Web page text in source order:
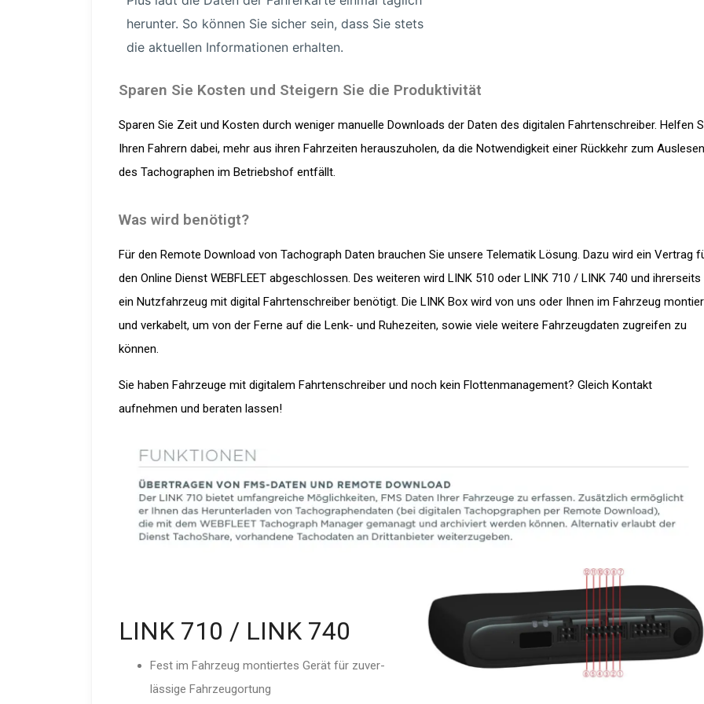
herunter. So können Sie sicher sein, dass Sie stets
die aktuellen Infor­ma­tionen erhalten.
Sparen Sie Kosten und Steigern Sie die Produktivität
Sparen Sie Zeit und Kosten durch weniger manuelle Downloads der Daten des digitalen Fahrtenschreiber. Helfen
Ihren Fahrern dabei, mehr aus ihren Fahrzeiten herauszuholen, da die Notwendigkeit einer Rückkehr zum Auslesen
des Tachographen im Betriebshof entfällt.
Was wird benötigt?
Für den Remote Download von Tachograph Daten brauchen Sie unsere Telematik Lösung. Dazu wird ein Vertrag
den Online Dienst WEBFLEET abgeschlossen. Des weiteren wird LINK 510 oder LINK 710 / LINK 740 und ihrerseits
ein Nutzfahrzeug mit digital Fahrtenschreiber benötigt. Die LINK Box wird von uns oder Ihnen im Fahrzeug
und verkabelt, um von der Ferne auf die Lenk- und Ruhezeiten, sowie viele weitere Fahrzeugdaten zugreifen zu
können.
Sie haben Fahrzeuge mit digitalem Fahrtenschreiber und noch kein Flottenmanagement? Gleich Kontakt
aufnehmen und beraten lassen!
LINK 710 / LINK 740
Fest im Fahrzeug montiertes Gerät für zuver­
lässige Fahrzeu­g­ortung